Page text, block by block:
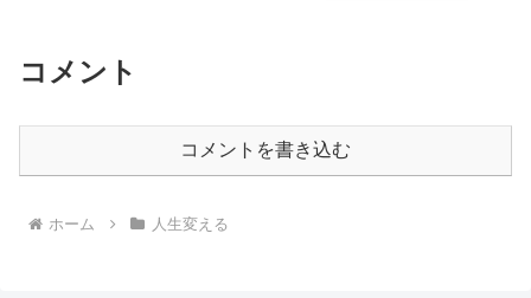
コメント
コメントを書き込む
ホーム 人生変える